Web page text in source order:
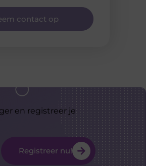
contact op
en registreer je
Registreer nu!